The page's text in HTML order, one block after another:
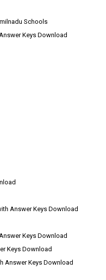
Schools
Keys Download
Answer Keys Download
Keys Download
Keys Download
Answer Keys Download